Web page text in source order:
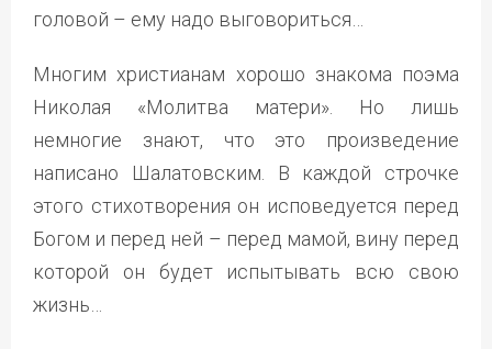
головой – ему надо выговориться…
Многим христианам хорошо знакома поэма
Николая «Молитва матери». Но лишь
немногие знают, что это произведение
написано Шалатовским. В каждой строчке
этого стихотворения он исповедуется перед
Богом и перед ней – перед мамой, вину перед
которой он будет испытывать всю свою
жизнь…